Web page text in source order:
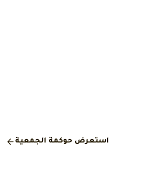
استعرض حوكمة الجمعية